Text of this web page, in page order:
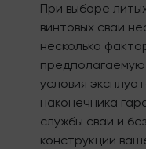
При выборе
винтовых свай
несколько
предполагаемую
условия
наконечника
службы сваи и
конструкции